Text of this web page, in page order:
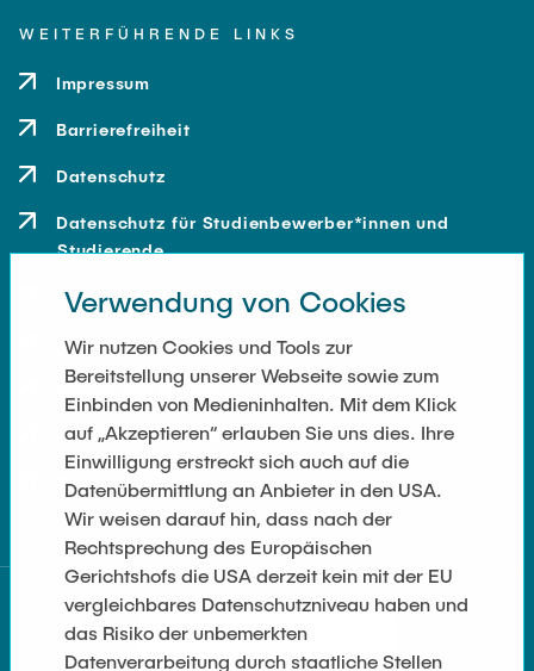
WEITERFÜHRENDE LINKS
Impressum
Barrierefreiheit
Datenschutz
Datenschutz für Studienbewerber*innen und
Studierende
Kontakt
Anfahrt
Presse und Medien
Merchandise-Shop
Cookie-Einstellungen
Verwendung von Cookies
Wir nutzen Cookies und Tools zur
Bereitstellung unserer Webseite sowie zum
Einbinden von Medieninhalten. Mit dem Klick
auf „Akzeptieren“ erlauben Sie uns dies. Ihre
Einwilligung erstreckt sich auch auf die
Datenübermittlung an Anbieter in den USA.
Wir weisen darauf hin, dass nach der
Rechtsprechung des Europäischen
Gerichtshofs die USA derzeit kein mit der EU
vergleichbares Datenschutzniveau haben und
das Risiko der unbemerkten
Datenverarbeitung durch staatliche Stellen